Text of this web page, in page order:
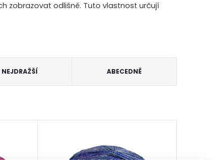
zobrazovat odlišně. Tuto vlastnost určují
NEJDRAŽŠÍ ABECEDNĚ